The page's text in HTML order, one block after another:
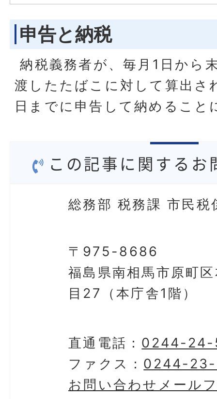
申告と納税
納税義務者が、毎月1日から
渡したたばこに対して算出さ
日までに申告して納めること
この記事に関するお
総務部 税務課 市民税
〒975-8686
福島県南相馬市原町
目27（本庁舎1階）
直通電話： 0244-
ファクス： 0244-
お問い合わせメール